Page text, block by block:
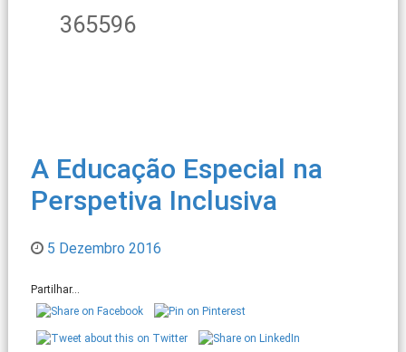
365596
A Educação Especial na
Perspetiva Inclusiva
5 Dezembro 2016
Partilhar...